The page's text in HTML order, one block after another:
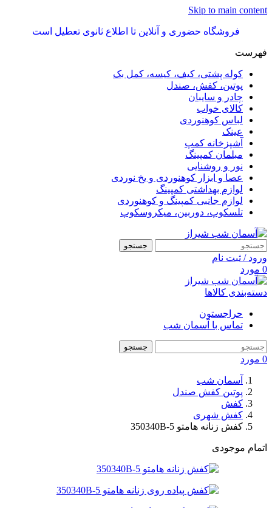
Skip to main content
فروشگاه حضوری و آنلاین تا اطلاع ثانوی تعطیل است
فهرست
کوله پشتی، کیف، کیسه، کمل بک
پوتین، کفش، صندل
چادر و سایبان
کالای خواب
لباس کوهنوردی
عینک
آشپزخانه کمپ
مبلمان کمپینگ
نور و روشنایی
عصا و ابزار کوهنوردی و یخ نوردی
لوازم بهداشتی کمپینگ
لوازم جانبی کمپینگ و کوهنوردی
تلسکوپ، دوربین، میکروسکوپ
جستجو
ورود / ثبت نام
0 مورد
دسته‌بندی کالاها
حراجستون
تماس با آسمان شب
جستجو
0 مورد
آسمان شب
پوتین کفش صندل
کفش
کفش شهری
کفش زنانه هامتو 350340B-5
اتمام موجودی